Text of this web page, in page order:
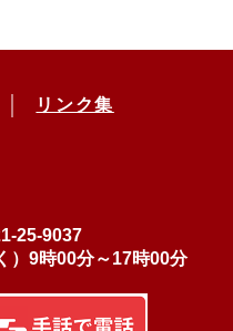
リンク集
25-9037
）9時00分～17時00分